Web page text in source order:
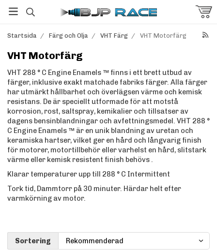
Startsida / Färg och Olja / VHT Färg / VHT Motorfärg
VHT Motorfärg
VHT 288 ° C Engine Enamels ™ finns i ett brett utbud av
färger, inklusive exakt matchade fabriks färger. Alla färger
har utmärkt hållbarhet och överlägsen värme och kemisk
resistans. De är speciellt utformade för att motstå
korrosion, rost, saltspray, kemikalier och tillsatser av
dagens bensinblandningar och avfettningsmedel. VHT 288 °
C Engine Enamels ™ är en unik blandning av uretan och
keramiska hartser, vilket ger en hård och långvarig finish
för motorer, motortillbehör eller varhelst en hård, slitstark
värme eller kemisk resistent finish behövs .
Klarar temperaturer upp till 288 ° C Intermittent
Tork tid, Dammtorr på 30 minuter. Härdar helt efter
varmkörning av motor.
Sortering